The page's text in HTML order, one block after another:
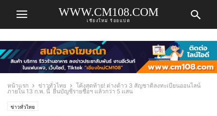
WWW.CM108.COM
เชียงใหม่ ร้อยแปด
หน้าแรก ข่าวทั่วไทย
โค้งสุดท้าย! ต่างด้าว 3 สัญชาติลงทะเบียนออนไลน์
ภายใน 13 ก.พ. นี้ ยื่นบัญชีรายชื่อฯ แล้วกว่า 5 แสน
ข่าวทั่วไทย